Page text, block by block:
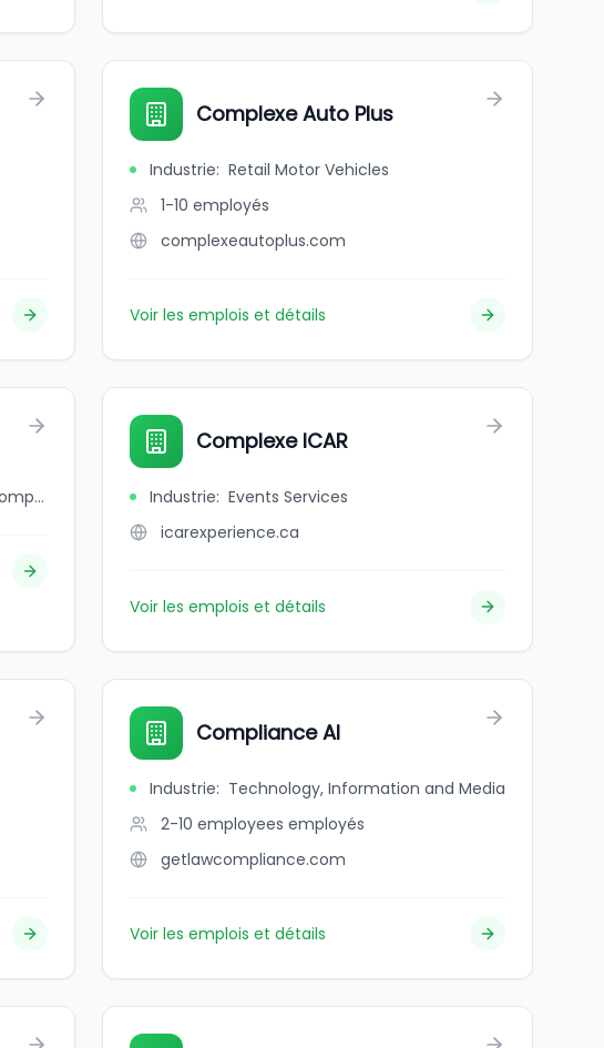
Complexe Auto Plus
Industrie: Retail Motor Vehicles
1-10 employés
complexeautoplus.com
Voir les emplois et détails
jobbank.gc.ca/browsejobs/employer/complexe+hotelier+le+55/ca
Complexe ICAR
Industrie: Events Services
icarexperience.ca
Voir les emplois et détails
Compliance AI
Industrie: Technology, Information and Media
2-10 employees employés
getlawcompliance.com
Voir les emplois et détails